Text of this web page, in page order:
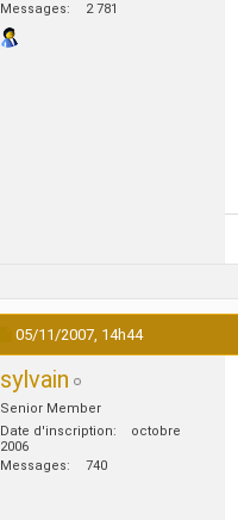
Messages
2 781
05/11/2007, 14h44
sylvain
Senior Member
Date d'inscription
octobre
2006
Messages
740